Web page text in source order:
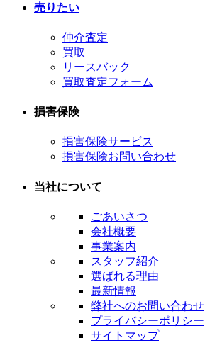
売りたい
仲介査定
買取
リースバック
買取査定フォーム
損害保険
損害保険サービス
損害保険お問い合わせ
当社について
ごあいさつ
会社概要
事業案内
スタッフ紹介
選ばれる理由
最新情報
弊社へのお問い合わせ
プライバシーポリシー
サイトマップ